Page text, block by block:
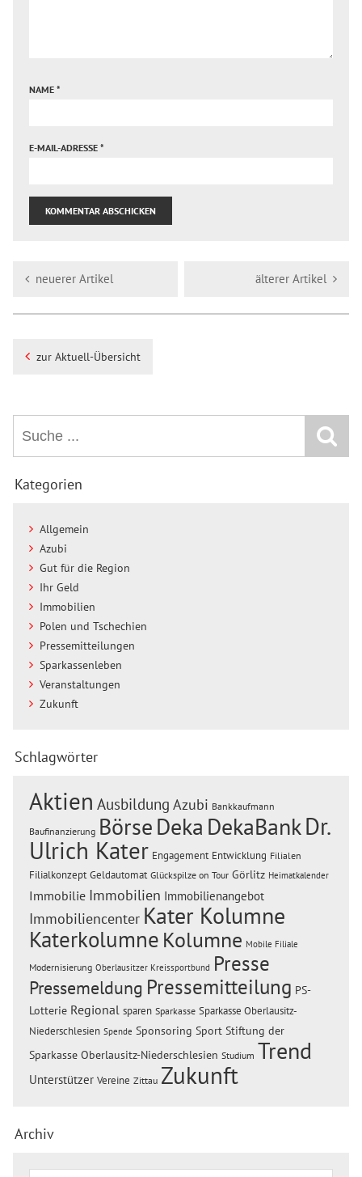
NAME *
E-MAIL-ADRESSE *
neuerer Artikel älterer Artikel
zur Aktuell-Übersicht
Kategorien
Allgemein
Azubi
Gut für die Region
Ihr Geld
Immobilien
Polen und Tschechien
Pressemitteilungen
Sparkassenleben
Veranstaltungen
Zukunft
Schlagwörter
Aktien Ausbildung Azubi Bankkaufmann
Baufinanzierung BörseDeka DekaBankDr.
Ulrich Kater Engagement Entwicklung Filialen
Filialkonzept Geldautomat Glückspilze on Tour Görlitz Heimatkalender
Immobilie Immobilien Immobilienangebot
Immobiliencenter Kater Kolumne
Katerkolumne Kolumne Mobile Filiale
Modernisierung Oberlausitzer Kreissportbund Presse
Pressemeldung Pressemitteilung PS-
Lotterie Regional sparen Sparkasse Sparkasse Oberlausitz-
Niederschlesien Spende Sponsoring Sport Stiftung der
Sparkasse Oberlausitz-Niederschlesien Studium Trend
Unterstützer Vereine Zittau Zukunft
Archiv